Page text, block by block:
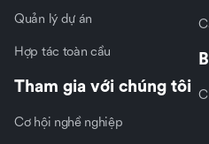
Quản lý dự án
Hợp tác toàn cầu
Tham gia với chúng tôi
Cơ hội nghề nghiệp